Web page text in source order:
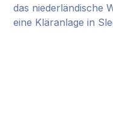
das niederländische
eine Kläranlage in